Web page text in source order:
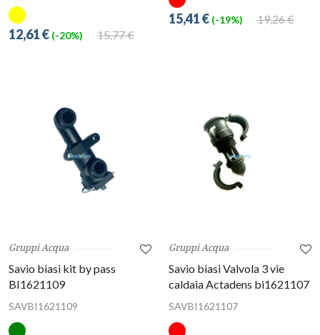
15,77 €
12,61 € (-20%)
19,26 €
15,41 € (-19%)
Gruppi Acqua
Savio biasi kit by pass
BI1621109
SAVBI1621109
Gruppi Acqua
Savio biasi Valvola 3 vie
caldaia Actadens bi1621107
SAVBI1621107